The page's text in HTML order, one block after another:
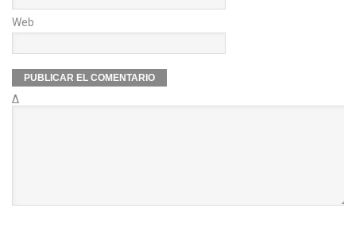
Web
Δ